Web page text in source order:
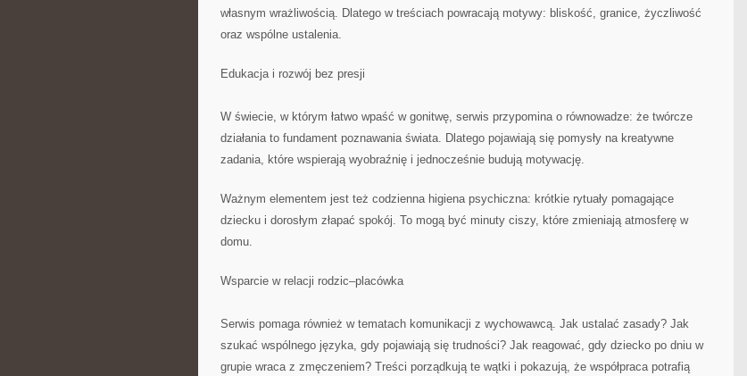
własnym wrażliwością. Dlatego w treściach powracają motywy: bliskość, granice, życzliwość
oraz wspólne ustalenia.
Edukacja i rozwój bez presji
W świecie, w którym łatwo wpaść w gonitwę, serwis przypomina o równowadze: że twórcze
działania to fundament poznawania świata. Dlatego pojawiają się pomysły na kreatywne
zadania, które wspierają wyobraźnię i jednocześnie budują motywację.
Ważnym elementem jest też codzienna higiena psychiczna: krótkie rytuały pomagające
dziecku i dorosłym złapać spokój. To mogą być minuty ciszy, które zmieniają atmosferę w
domu.
Wsparcie w relacji rodzic–placówka
Serwis pomaga również w tematach komunikacji z wychowawcą. Jak ustalać zasady? Jak
szukać wspólnego języka, gdy pojawiają się trudności? Jak reagować, gdy dziecko po dniu w
grupie wraca z zmęczeniem? Treści porządkują te wątki i pokazują, że współpraca potrafią